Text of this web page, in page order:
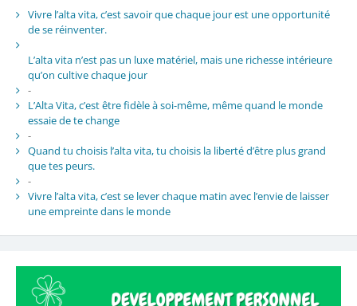
Vivre l’alta vita, c’est savoir que chaque jour est une opportunité
de se réinventer.
L’alta vita n’est pas un luxe matériel, mais une richesse intérieure
qu’on cultive chaque jour
-
L’Alta Vita, c’est être fidèle à soi-même, même quand le monde
essaie de te change
-
Quand tu choisis l’alta vita, tu choisis la liberté d’être plus grand
que tes peurs.
-
Vivre l’alta vita, c’est se lever chaque matin avec l’envie de laisser
une empreinte dans le monde